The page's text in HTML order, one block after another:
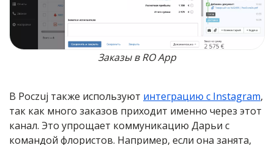
Заказы в RO App
В Poczuj также используют интеграцию с Instagram,
так как много заказов приходит именно через этот
канал. Это упрощает коммуникацию Дарьи с
командой флористов. Например, если она занята,